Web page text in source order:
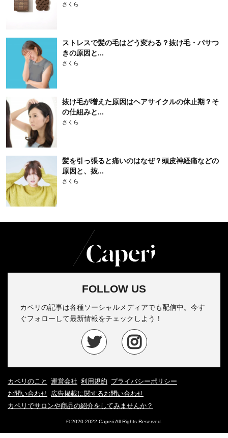
さくら
ストレスで髪の毛はどう変わる？抜け毛・パサつ
きの原因と...
さくら
抜け毛が増えた原因はヘアサイクルの休止期？そ
の仕組みと...
さくら
髪を引っ張ると痛いのはなぜ？頭皮神経痛などの
原因と、抜...
さくら
FOLLOW US
カペリの記事は各種ソーシャルメディアでも配信中。今す
ぐフォローして最新情報をチェックしよう！
カペリのこと 運営会社 利用規約 プライバシーポリシー
お問い合わせ 広告掲載に関するお問い合わせ
カペリでサロンや商品の紹介をしてみませんか？
© 2020-2022 Caperi All Rights Reserved.